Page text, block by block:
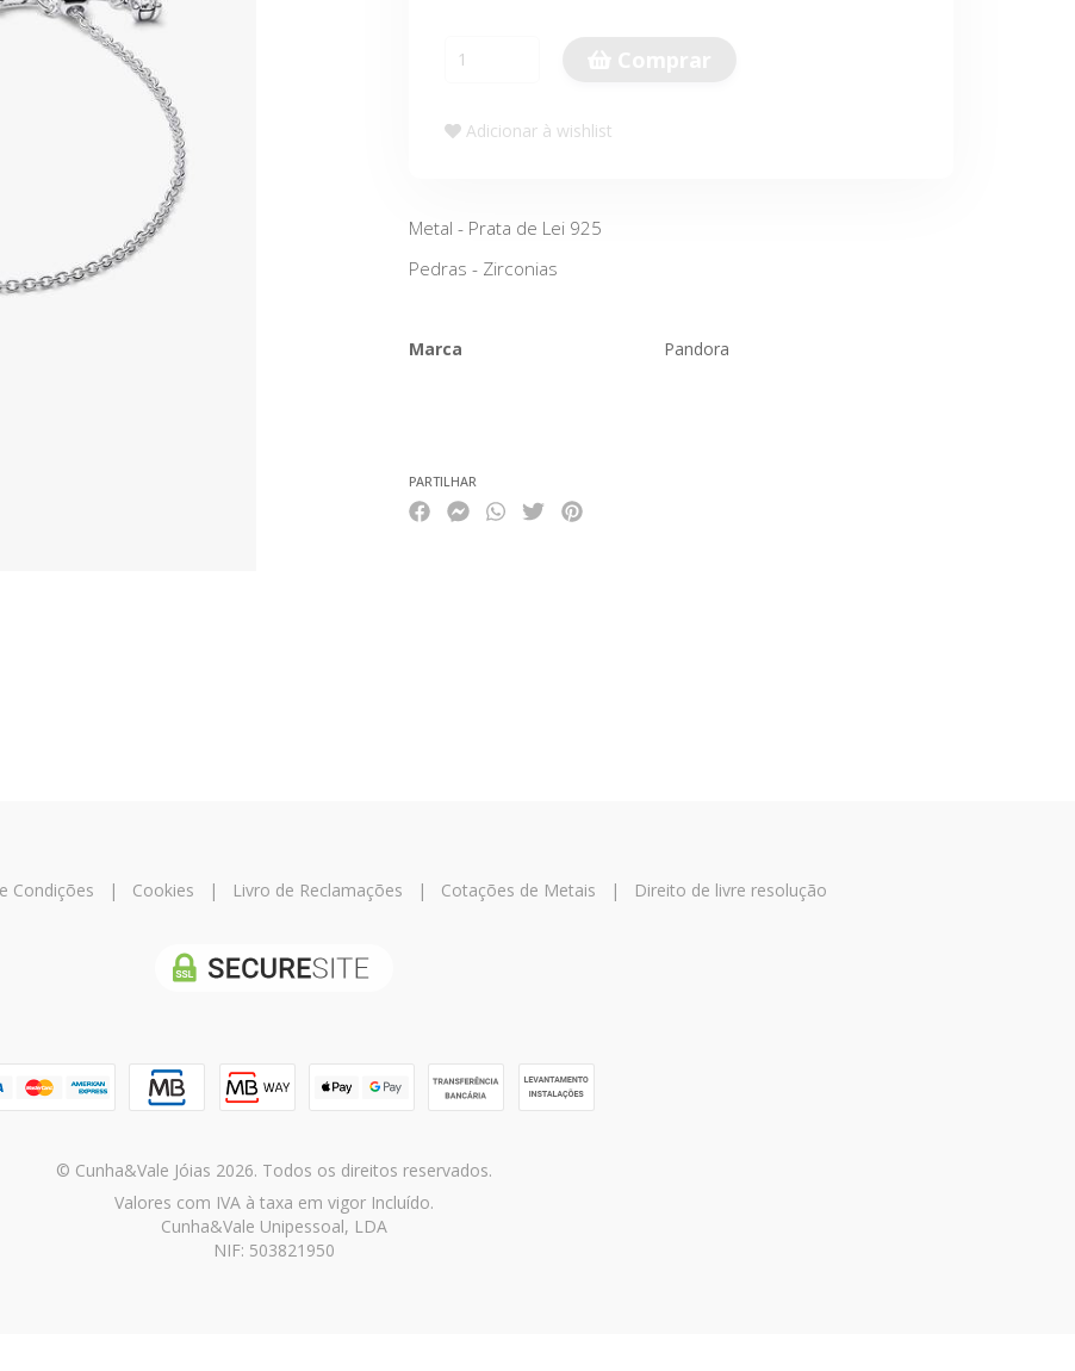
Adicionar à wishlist
Metal - Prata de Lei 925
Pedras - Zirconias
Marca
Pandora
PARTILHAR
Condições | Cookies | Livro de Reclamações | Cotações de Metais | Direito de livre resolução
© Cunha&Vale Jóias 2026. Todos os direitos reservados.
Valores com IVA à taxa em vigor Incluído.
Cunha&Vale Unipessoal, LDA
NIF: 503821950